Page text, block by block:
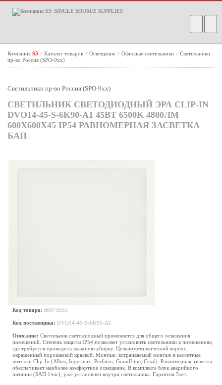
Компания S3 / Каталог товаров / Освещение / Офисные светильники / Светильники
пр-во Россия (SPO-9xx)
Светильники пр-во Россия (SPO-9xx)
СВЕТИЛЬНИК СВЕТОДИОДНЫЙ ЭРА CLIP-IN
DVO14-45-S-6K90-A1 45ВТ 6500K 4800ЛМ
600Х600Х45 IP54 РАВНОМЕРНАЯ ЗАСВЕТКА
БАП
Код товара: Б0073553
Код поставщика: DVO14-45-S-6K90-A1
Описание: Светильник светодиодный применяется для общего освещения
помещений. Степень защиты IP54 позволяет установить светильники в помещениях,
где требуется проводить влажную уборку. Цельнометаллический корпус,
окрашенный порошковой краской. Монтаж: встраиваемый монтаж в кассетные
потолки Clip-In (Albes, Ingermax, Perfaten, GrandLine, Cesal). Равномерная засветка
обеспечивает наиболее комфортное освещение. В комплекте блок аварийного
питания (БАП 1час), уже установлен внутри светильника. Гарантия 5лет.